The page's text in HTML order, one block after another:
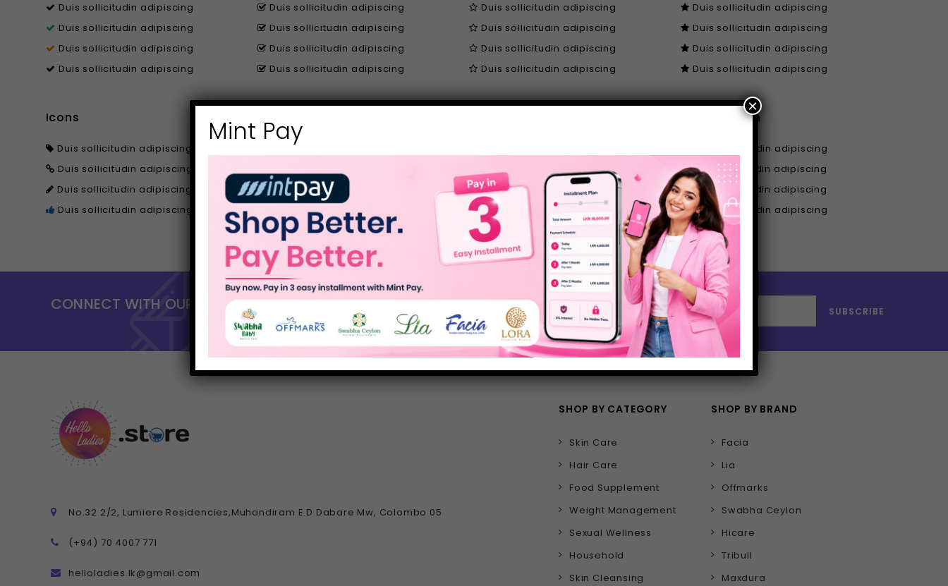
Duis sollicitudin adipiscing
Duis sollicitudin adipiscing
Duis sollicitudin adipiscing
Duis sollicitudin adipiscing
Duis sollicitudin adipiscing
Duis sollicitudin adipiscing
Duis sollicitudin adipiscing
Duis sollicitudin adipiscing
Duis sollicitudin adipiscing
Duis sollicitudin adipiscing
Duis sollicitudin adipiscing
Duis sollicitudin adipiscing
Duis sollicitudin adipiscing
Duis sollicitudin adipiscing
Duis sollicitudin adipiscing
Duis sollicitudin adipiscing
Icons
Duis sollicitudin adipiscing
Duis sollicitudin adipiscing
Duis sollicitudin adipiscing
Duis sollicitudin adipiscing
Duis sollicitudin adipiscing
Duis sollicitudin adipiscing
Duis sollicitudin adipiscing
Duis sollicitudin adipiscing
Duis sollicitudin adipiscing
Duis sollicitudin adipiscing
Colored Icon
Duis sollicitudin adipiscing
Duis sollicitudin adipiscing
Duis sollicitudin adipiscing
Duis sollicitudin adipiscing
CONNECT WITH OUR UPDATES & SUBSCRIBE!
No.32 2/2, Lumiere Residencies,Muhandiram E.D Dabare Mw, Colombo 05
(+94) 70 4007 771
helloladies.lk@gmail.com
SHOP BY CATEGORY
Skin Care
Hair Care
Food Supplement
Weight Management
Sexual Wellness
Household
Skin Cleansing
SHOP BY BRAND
Facia
Lia
Offmarks
Swabha Ceylon
Hicare
Tribull
Maxdura
Mint Pay
×